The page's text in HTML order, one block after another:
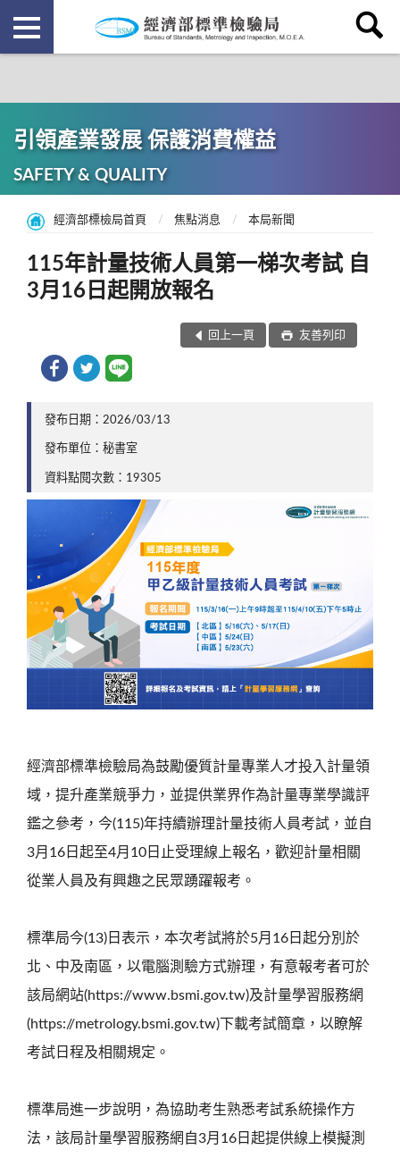
引領產業發展 保護消費權益
SAFETY & QUALITY
經濟部標檢局首頁 焦點消息 本局新聞
115年計量技術人員第一梯次考試 自
3月16日起開放報名
回上一頁 友善列印
發布日期：2026/03/13
發布單位：秘書室
資料點閱次數：19305
經濟部標準檢驗局為鼓勵優質計量專業人才投入計量領
域，提升產業競爭力，並提供業界作為計量專業學識評
鑑之參考，今(115)年持續辦理計量技術人員考試，並自
3月16日起至4月10日止受理線上報名，歡迎計量相關
從業人員及有興趣之民眾踴躍報考。
標準局今(13)日表示，本次考試將於5月16日起分別於
北、中及南區，以電腦測驗方式辦理，有意報考者可於
該局網站(https://www.bsmi.gov.tw)及計量學習服務網
(https://metrology.bsmi.gov.tw)下載考試簡章，以瞭解
考試日程及相關規定。
標準局進一步說明，為協助考生熟悉考試系統操作方
法，該局計量學習服務網自3月16日起提供線上模擬測